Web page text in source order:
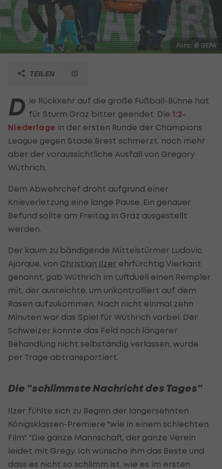
Foto: © GEPA
TEILEN
D ie Rückkehr auf die große Fußball-Bühne hat
für Sturm Graz bitter geendet. Die 1:2-
Niederlage in der ersten Runde der Champions
League gegen Stade Brest schmerzt, noch mehr
aber der voraussichtliche Ausfall von Gregory
Wüthrich.
Dem Abwehrchef droht aufgrund einer
Knieverletzung eine lange Pause. Ein genauer
Befund sollte am Freitag in Graz ausgestellt
werden.
Der kaum zu bändigende Mittelstürmer Ludovic
Ajorque, von Christian Ilzer ehrfürchtig Vierkant
genannt, gab Wüthrich im Luftduell einen Rempler
mit, der ausreichte, um unkontrolliert auf dem
Rasen aufzukommen. Nach nicht einmal zehn
Minuten war das Spiel für Wüthrich vorbei. Der
Schweizer konnte das Feld nach längerer
Behandlung nicht selbständig verlassen, wurde
per Trage abtransportiert.
Die "schlimmste Nachricht des Tages"
Ilzer fühlte sich zu Beginn der langersehnten
Königsklassen-Premiere "wie in einem schlechten
Film". "Die ganze Mannschaft, der ganze Verein
leidet mit Gregy. Ich wünsche ihm das Beste und
dass es nicht so schlimm ist, wie es im ersten